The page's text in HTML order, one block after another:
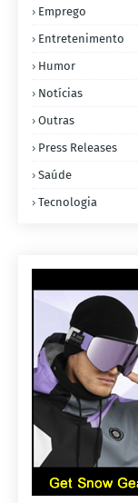
Emprego
Entretenimento
Humor
Notícias
Outras
Press Releases
Saúde
Tecnologia